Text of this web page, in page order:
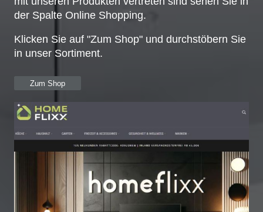
der Spalte Online Shopping.
Klicken Sie auf "Zum Shop" und durchstöbern Sie
in unser Sortiment.
Zum Shop